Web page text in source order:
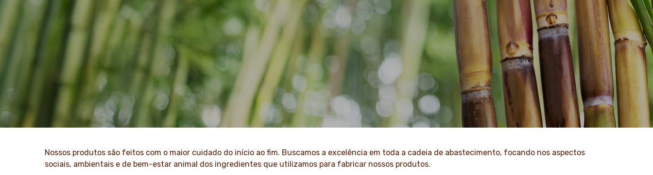
Nossos produtos são feitos com o maior cuidado do início ao fim. Buscamos a excelência em toda a cadeia de abastecimento, focando nos aspectos
sociais, ambientais e de bem-estar animal dos ingredientes que utilizamos para fabricar nossos produtos.